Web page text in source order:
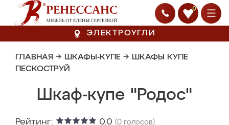
0
ЭЛЕКТРОУГЛИ
ГЛАВНАЯ → ШКАФЫ-КУПЕ → ШКАФЫ КУПЕ
ПЕСКОСТРУЙ
Шкаф-купе "Родос"
Рейтинг: 0.0 (0 голосов)